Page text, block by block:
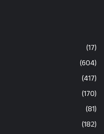
(17)
(604)
(417)
(170)
(81)
(182)